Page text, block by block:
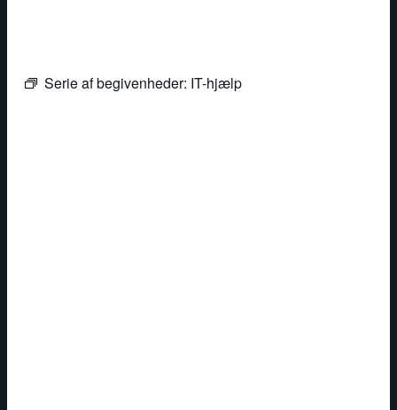
Serie af begivenheder: IT-hjælp